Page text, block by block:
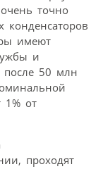
точно
имеют
и
после 50 млн
1% от
проходят